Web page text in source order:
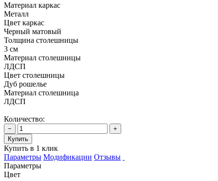
Материал каркас
Металл
Цвет каркас
Черный матовый
Толщина столешницы
3 см
Материал столешницы
ЛДСП
Цвет столешницы
Дуб рошелье
Материал столешница
ЛДСП
Количество:
−
+
Купить
Купить в 1 клик
Параметры Модификации Отзывы
Параметры
Цвет